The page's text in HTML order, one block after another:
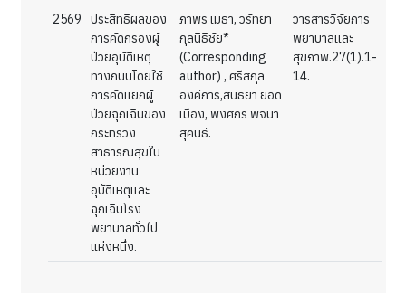
2569
ประสิทธิผลของ
การคัดกรองผู้
ป่วยอุบัติเหตุ
ทางถนนโดยใช้
การคัดแยกผู้
ป่วยฉุกเฉินของ
กระทรวง
สาธารณสุขใน
หน่วยงาน
อุบัติเหตุและ
ฉุกเฉินโรง
พยาบาลทั่วไป
แห่งหนึ่ง.
ภาพร เมธา, วรัทยา
กุลนิธิชัย*
(Corresponding
author) , ศรีสกุล
องค์การ,สนธยา ยอด
เมือง, พงศกร พจนา
สุคนธ์.
วารสารวิจัยการ
พยาบาลและ
สุขภาพ.27(1).1-
14.